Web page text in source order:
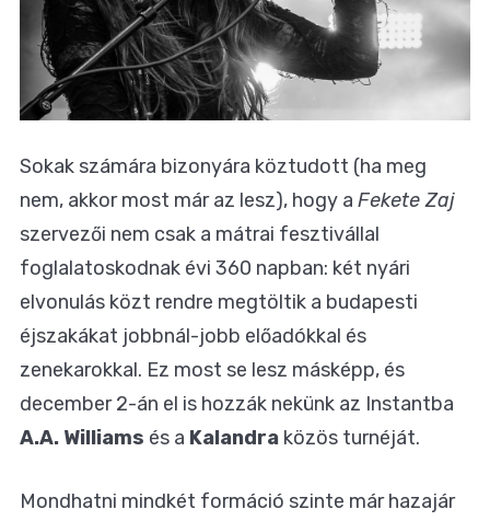
Sokak számára bizonyára köztudott (ha meg
nem, akkor most már az lesz), hogy a Fekete Zaj
szervezői nem csak a mátrai fesztivállal
foglalatoskodnak évi 360 napban: két nyári
elvonulás közt rendre megtöltik a budapesti
éjszakákat jobbnál-jobb előadókkal és
zenekarokkal. Ez most se lesz másképp, és
december 2-án el is hozzák nekünk az Instantba
A.A. Williams és a Kalandra közös turnéját.
Mondhatni mindkét formáció szinte már hazajár